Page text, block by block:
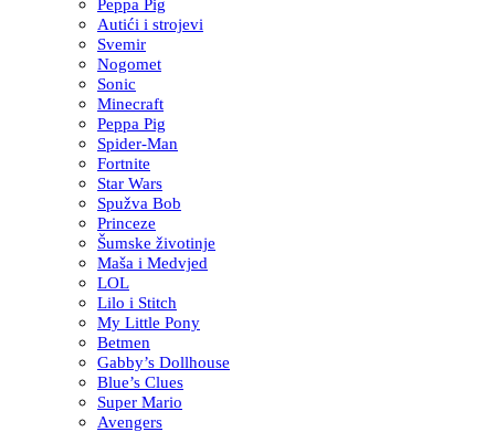
Peppa Pig
Autići i strojevi
Svemir
Nogomet
Sonic
Minecraft
Peppa Pig
Spider-Man
Fortnite
Star Wars
Spužva Bob
Princeze
Šumske životinje
Maša i Medvjed
LOL
Lilo i Stitch
My Little Pony
Betmen
Gabby’s Dollhouse
Blue’s Clues
Super Mario
Avengers